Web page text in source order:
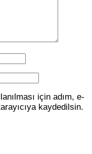
için adım, e-
kaydedilsin.